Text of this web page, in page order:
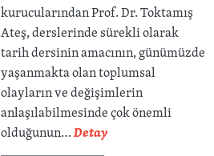
kurucularından Prof. Dr. Toktamış
Ateş, derslerinde sürekli olarak
tarih dersinin amacının, günümüzde
yaşanmakta olan toplumsal
olayların ve değişimlerin
anlaşılabilmesinde çok önemli
olduğunun…Detay